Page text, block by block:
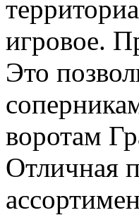
игровое.
Это
воротам
Отличная